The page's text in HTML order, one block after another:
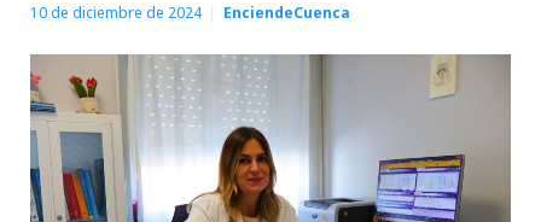
10 de diciembre de 2024 EnciendeCuenca